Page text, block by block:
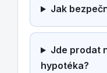
Jak
Jde prodat
hypotéka?